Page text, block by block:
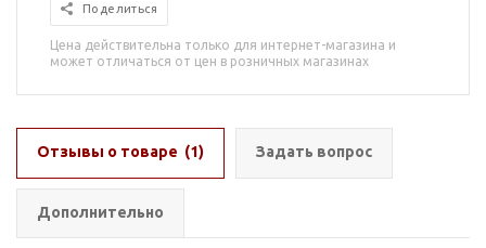
Поделиться
Цена действительна только для интернет-магазина и
может отличаться от цен в розничных магазинах
Отзывы о товаре (1) Задать вопрос
Дополнительно